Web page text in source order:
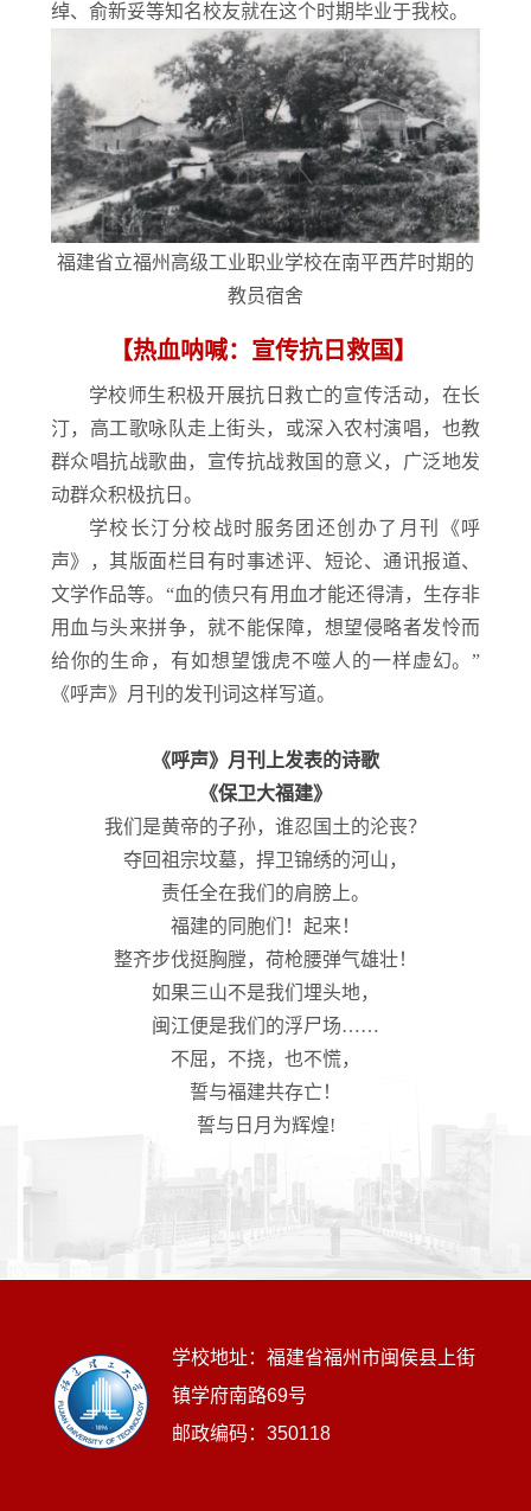
绰、俞新妥等知名校友就在这个时期毕业于我校。
福建省立福州高级工业职业学校在南平西芹时期的
教员宿舍
【热血呐喊： 宣传抗日救国】
学校师生积极开展抗日救亡的宣传活动，在长
汀，高工歌咏队走上街头，或深入农村演唱，也教
群众唱抗战歌曲，宣传抗战救国的意义，广泛地发
动群众积极抗日。
学校长汀分校战时服务团还创办了月刊《呼
声》，其版面栏目有时事述评、短论、通讯报道、
文学作品等。“血的债只有用血才能还得清，生存非
用血与头来拼争，就不能保障，想望侵略者发怜而
给你的生命，有如想望饿虎不噬人的一样虚幻。”
《呼声》月刊的发刊词这样写道。
《呼声》月刊上发表的诗歌
《保卫大福建》
我们是黄帝的子孙，谁忍国土的沦丧？
夺回祖宗坟墓，捍卫锦绣的河山，
责任全在我们的肩膀上。
福建的同胞们！起来！
整齐步伐挺胸膛，荷枪腰弹气雄壮！
如果三山不是我们埋头地，
闽江便是我们的浮尸场……
不屈，不挠，也不慌，
誓与福建共存亡！
誓与日月为辉煌!
学校地址：福建省福州市闽侯县上街
镇学府南路69号
邮政编码：350118